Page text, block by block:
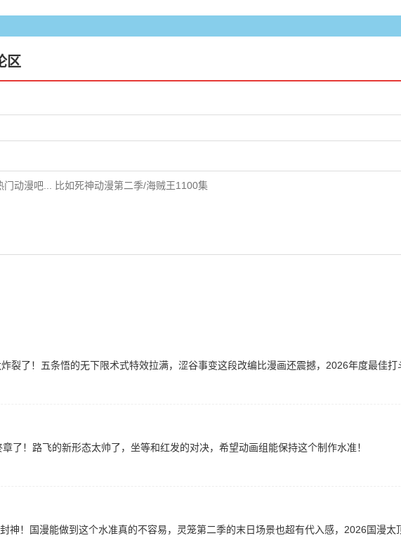
区
裂了！五条悟的无下限术式特效拉满，涩谷事变这段改编比漫画还震撼，2026年度最佳打
了！路飞的新形态太帅了，坐等和红发的对决，希望动画组能保持这个制作水准！
神！国漫能做到这个水准真的不容易，灵笼第二季的末日场景也超有代入感，2026国漫太